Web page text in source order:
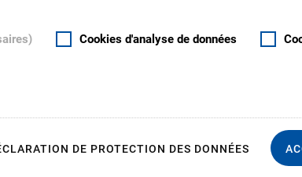
Cookies d'analyse de données
DE PROTECTION DES DONNÉES